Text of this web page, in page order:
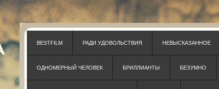
BESTFILM РАДИ УДОВОЛЬСТВИЯ НЕВЫСКАЗАННОЕ
ОДНОМЕРНЫЙ ЧЕЛОВЕК БРИЛЛИАНТЫ БЕЗУМНО